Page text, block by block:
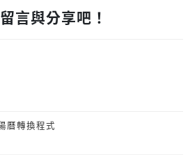
言與分享吧！
曆轉換程式